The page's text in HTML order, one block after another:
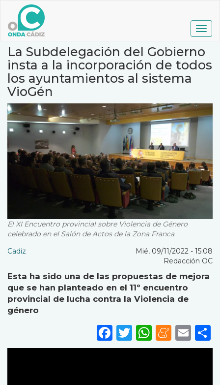
contenido
principal
La Subdelegación del Gobierno
insta a la incorporación de todos
los ayuntamientos al sistema
VioGén
El XI Encuentro provincial sobre Violencia de Género
celebrado en el Salón de Actos de la Zona Franca
Cadiz
Mié, 09/11/2022 - 15:08
Redacción OC
Esta ha sido una de las propuestas de mejora
que se han planteado en el 11º encuentro
provincial de lucha contra la Violencia de
género
Facebook
Twitter